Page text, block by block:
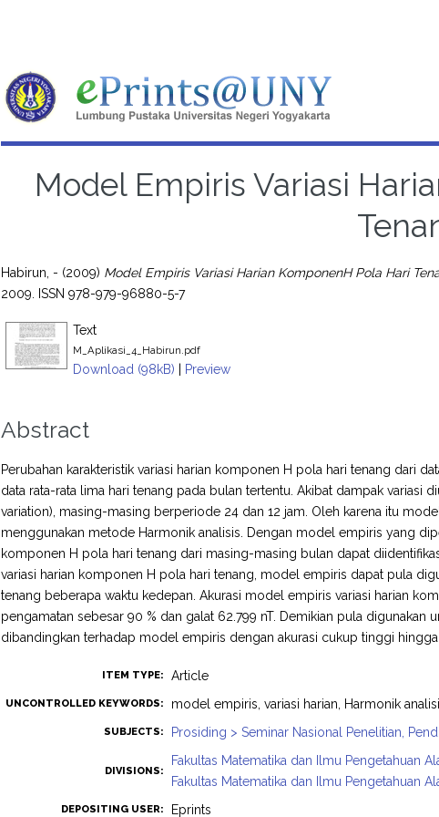
Model Empiris Variasi
Habirun, - (2009) Model Empiris Variasi Harian KomponenH Pola Hari
2009. ISSN 978-979-96880-5-7
Text
M_Aplikasi_4_Habirun.pdf
Download (98kB) | Preview
Abstract
Perubahan karakteristik variasi harian komponen H pola hari tenang dari
data rata-rata lima hari tenang pada bulan tertentu. Akibat dampak variasi
variation), masing-masing berperiode 24 dan 12 jam. Oleh karena itu
menggunakan metode Harmonik analisis. Dengan model empiris yang
komponen H pola hari tenang dari masing-masing bulan dapat
variasi harian komponen H pola hari tenang, model empiris dapat pula
tenang beberapa waktu kedepan. Akurasi model empiris variasi harian
pengamatan sebesar 90 % dan galat 62.799 nT. Demikian pula
dibandingkan terhadap model empiris dengan akurasi cukup tinggi hingga
ITEM TYPE: Article
UNCONTROLLED KEYWORDS: model empiris, variasi harian, Harmonik
SUBJECTS: Prosiding > Seminar Nasional Penelitian,
DIVISIONS:
Fakultas Matematika dan Ilmu Pengetahuan
Fakultas Matematika dan Ilmu Pengetahuan
DEPOSITING USER: Eprints